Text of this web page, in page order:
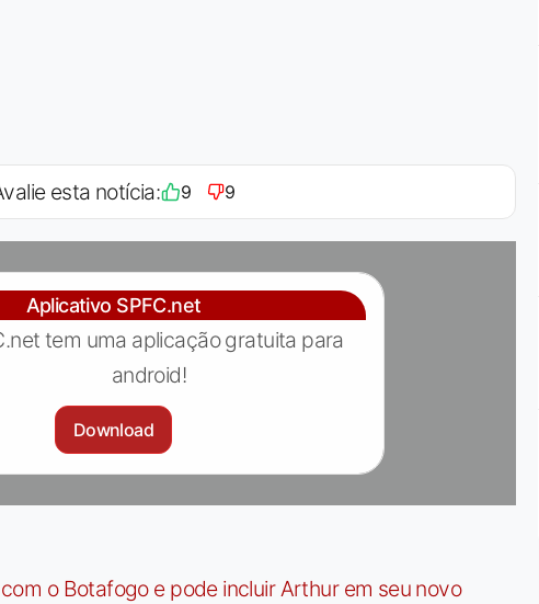
esta notícia: 9 9
Aplicativo SPFC.net
tem uma aplicação gratuita para
android!
Download
o Botafogo e pode incluir Arthur em seu novo